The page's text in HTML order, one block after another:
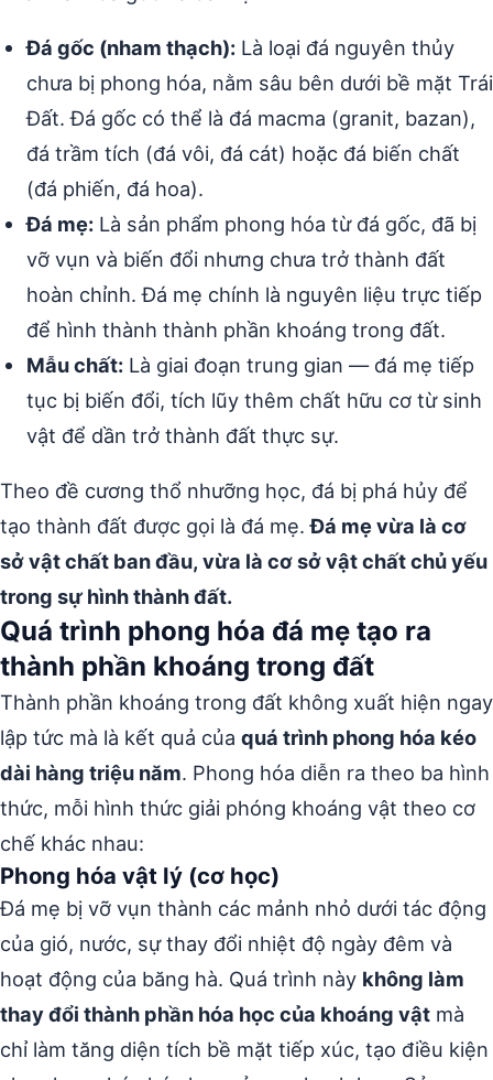
Đá gốc (nham thạch): Là loại đá nguyên thủy
chưa bị phong hóa, nằm sâu bên dưới bề mặt Trái
Đất. Đá gốc có thể là đá macma (granit, bazan),
đá trầm tích (đá vôi, đá cát) hoặc đá biến chất
(đá phiến, đá hoa).
Đá mẹ: Là sản phẩm phong hóa từ đá gốc, đã bị
vỡ vụn và biến đổi nhưng chưa trở thành đất
hoàn chỉnh. Đá mẹ chính là nguyên liệu trực tiếp
để hình thành thành phần khoáng trong đất.
Mẫu chất: Là giai đoạn trung gian — đá mẹ tiếp
tục bị biến đổi, tích lũy thêm chất hữu cơ từ sinh
vật để dần trở thành đất thực sự.
Theo đề cương thổ nhưỡng học, đá bị phá hủy để
tạo thành đất được gọi là đá mẹ.Đá mẹ vừa là cơ
sở vật chất ban đầu, vừa là cơ sở vật chất chủ yếu
trong sự hình thành đất.
Quá trình phong hóa đá mẹ tạo ra
thành phần khoáng trong đất
Thành phần khoáng trong đất không xuất hiện ngay
lập tức mà là kết quả của quá trình phong hóa kéo
dài hàng triệu năm. Phong hóa diễn ra theo ba hình
thức, mỗi hình thức giải phóng khoáng vật theo cơ
chế khác nhau:
Phong hóa vật lý (cơ học)
Đá mẹ bị vỡ vụn thành các mảnh nhỏ dưới tác động
của gió, nước, sự thay đổi nhiệt độ ngày đêm và
hoạt động của băng hà. Quá trình này không làm
thay đổi thành phần hóa học của khoáng vật mà
chỉ làm tăng diện tích bề mặt tiếp xúc, tạo điều kiện